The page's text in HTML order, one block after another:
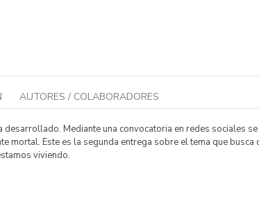
Mediante una convocatoria en redes sociales
mortal. Este es la segunda entrega sobre el tema que
viviendo.
AUTORES / COLABORADORES